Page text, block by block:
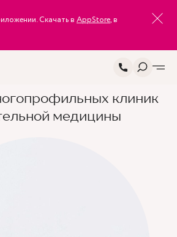
Скачать в AppStore, в
клиник
медицины